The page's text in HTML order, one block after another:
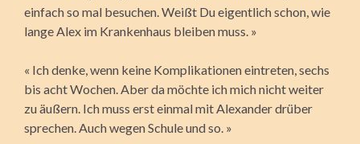
einfach so mal besuchen. Weißt Du eigentlich schon, wie
lange Alex im Krankenhaus bleiben muss. »
« Ich denke, wenn keine Komplikationen eintreten, sechs
bis acht Wochen. Aber da möchte ich mich nicht weiter
zu äußern. Ich muss erst einmal mit Alexander drüber
sprechen. Auch wegen Schule und so. »